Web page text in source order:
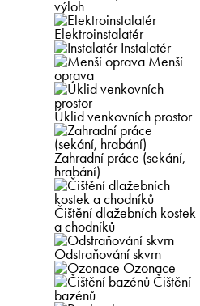
výloh
Elektroinstalatér
Instalatér
Menší
oprava
Úklid venkovních prostor
Zahradní práce (sekání,
hrabání)
Čištění dlažebních kostek
a chodníků
Odstraňování skvrn
Ozonace
Čištění
bazénů